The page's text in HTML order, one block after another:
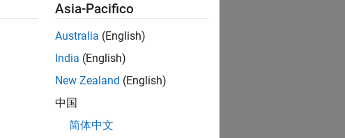
Asia-Pacifico
Australia (English)
India (English)
New Zealand (English)
中国
简体中文